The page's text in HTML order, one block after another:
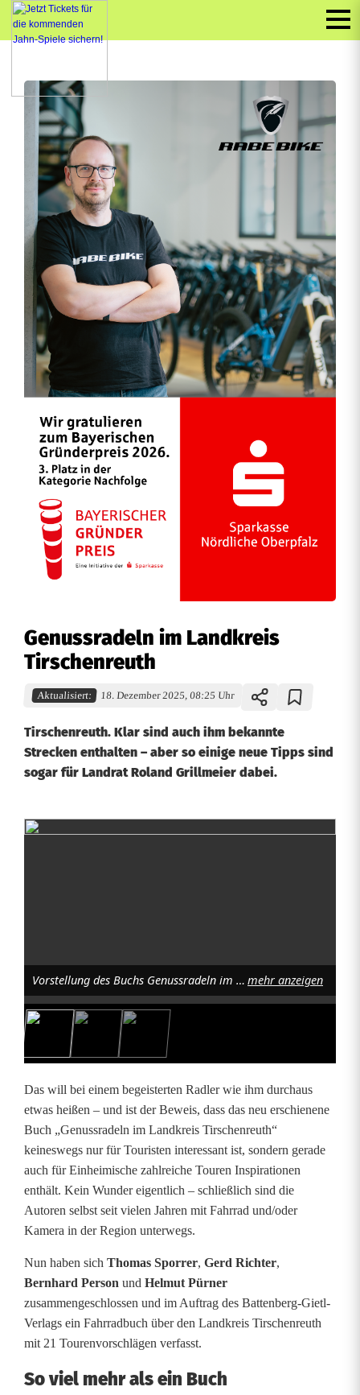
Genussradeln im Landkreis
Tirschenreuth
Aktualisiert: 18. Dezember 2025, 08:25 Uhr
Tirschenreuth. Klar sind auch ihm bekannte
Strecken enthalten – aber so einige neue Tipps sind
sogar für Landrat Roland Grillmeier dabei.
G
s
r
a
e
l
n
i
m
L
a
n
d
k
Vorstellung des Buchs Genussradeln im Landkreis Tirschenreuth (v.l.): Gerd Richter, Helmut Pürner, Landrat Roland Grillmeier, Thomas Sporrer, Bernhard Person, Foto: Fabian Polster mehr anzeigen
Das will bei einem begeisterten Radler wie ihm durchaus
etwas heißen – und ist der Beweis, dass das neu erschienene
Buch „Genussradeln im Landkreis Tirschenreuth“
keineswegs nur für Touristen interessant ist, sondern gerade
auch für Einheimische zahlreiche Touren Inspirationen
enthält. Kein Wunder eigentlich – schließlich sind die
Autoren selbst seit vielen Jahren mit Fahrrad und/oder
Kamera in der Region unterwegs.
Nun haben sich Thomas Sporrer, Gerd Richter,
Bernhard Person und Helmut Pürner
zusammengeschlossen und im Auftrag des Battenberg-Gietl-
Verlags ein Fahrradbuch über den Landkreis Tirschenreuth
mit 21 Tourenvorschlägen verfasst.
So viel mehr als ein Buch